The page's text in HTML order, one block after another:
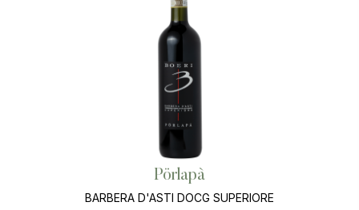
Pörlapà
BARBERA D'ASTI DOCG SUPERIORE